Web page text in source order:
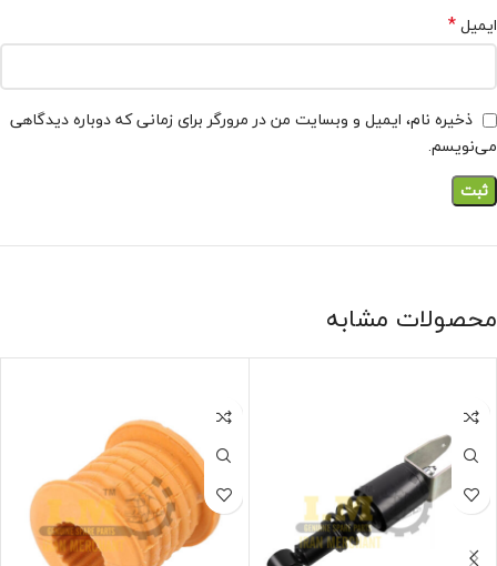
ایمیل*
ذخیره نام، ایمیل و وبسایت من در مرورگر برای زمانی که دوباره دیدگاهی
می‌نویسم.
محصولات مشابه